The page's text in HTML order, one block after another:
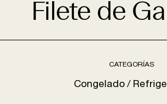
Filete de
CATEGORÍAS
Congelado